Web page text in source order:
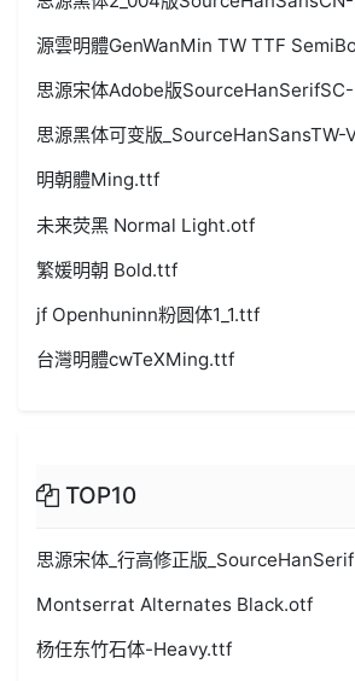
源雲明體GenWanMin TW TTF
思源宋体Adobe版
思源黑体可变版_SourceHanSansTW-
明朝體Ming.ttf
未来荧黑 Normal Light.otf
繁媛明朝 Bold.ttf
jf Openhuninn粉圆体1_1.ttf
台灣明體cwTeXMing.ttf
TOP10
思源宋体_行高修正版
Montserrat Alternates Black.otf
杨任东竹石体-Heavy.ttf